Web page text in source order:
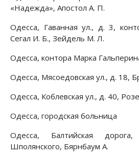
«Надежда», Апостол А. П.
Одесса, Гаванная ул., д. 3,
Сегал И. Б., Зейдель М. Л.
Одесса, контора Марка
Одесса, Мясоедовская ул., д. 18,
Одесса, Коблевская ул., д. 40,
Одесса, городская больница
Одесса, Балтийская
Шполянского, Бярнбаум А.